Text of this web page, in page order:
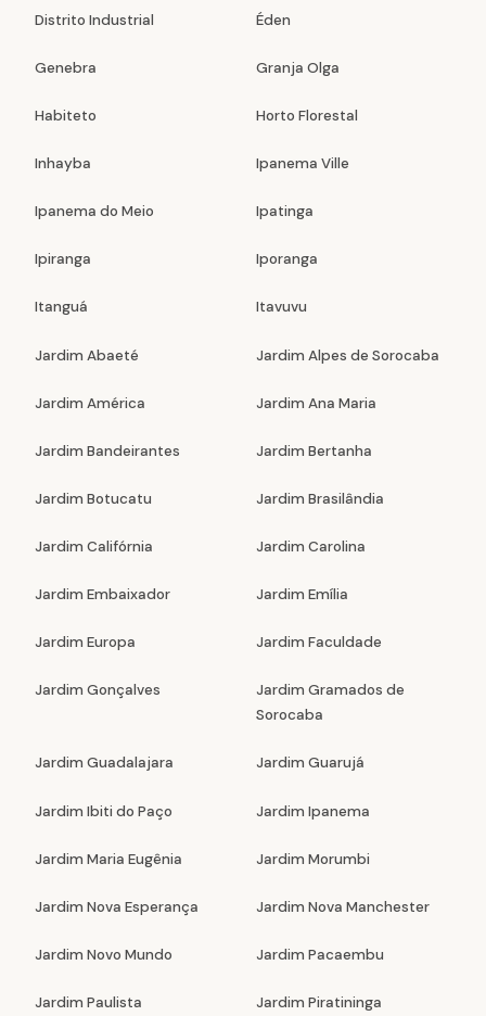
Distrito Industrial Éden
Genebra Granja Olga
Habiteto Horto Florestal
Inhayba Ipanema Ville
Ipanema do Meio Ipatinga
Ipiranga Iporanga
Itanguá Itavuvu
Jardim Abaeté Jardim Alpes de Sorocaba
Jardim América Jardim Ana Maria
Jardim Bandeirantes Jardim Bertanha
Jardim Botucatu Jardim Brasilândia
Jardim Califórnia Jardim Carolina
Jardim Embaixador Jardim Emília
Jardim Europa Jardim Faculdade
Jardim Gonçalves
Jardim Gramados de
Sorocaba
Jardim Guadalajara Jardim Guarujá
Jardim Ibiti do Paço Jardim Ipanema
Jardim Maria Eugênia Jardim Morumbi
Jardim Nova Esperança Jardim Nova Manchester
Jardim Novo Mundo Jardim Pacaembu
Jardim Paulista Jardim Piratininga